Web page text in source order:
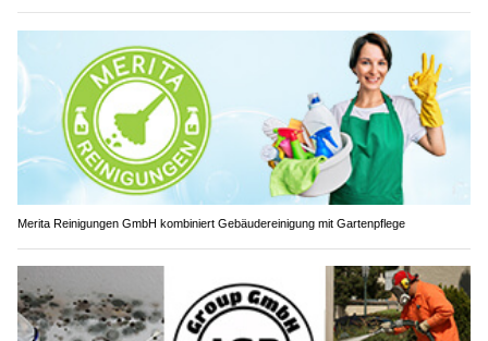
Merita Reinigungen GmbH kombiniert Gebäudereinigung mit Gartenpflege